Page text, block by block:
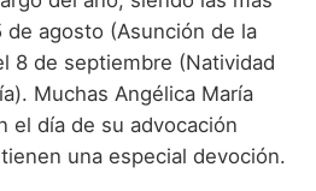
de agosto (Asunción de la
8 de septiembre (Natividad
Muchas Angélica María
el día de su advocación
una especial devoción.